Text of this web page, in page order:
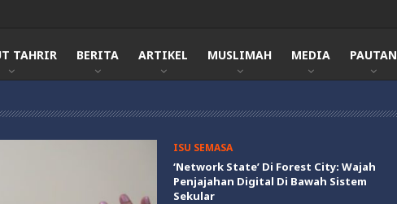
TAHRIR BERITA ARTIKEL MUSLIMAH MEDIA PAUTAN
ISU SEMASA
‘Network State’ Di Forest City: Wajah
Penjajahan Digital Di Bawah Sistem
Sekular